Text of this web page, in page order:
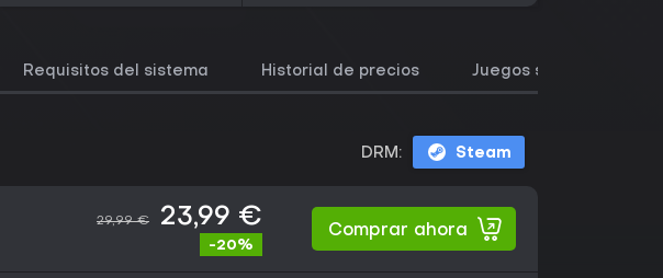
Requisitos del sistema Historial de precios Juegos similares
DRM: Steam
29,99 € 23,99 €
-20%
Comprar ahora